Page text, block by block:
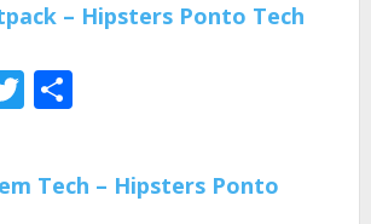
– Hipsters Ponto Tech
Twitter
Tech – Hipsters Ponto